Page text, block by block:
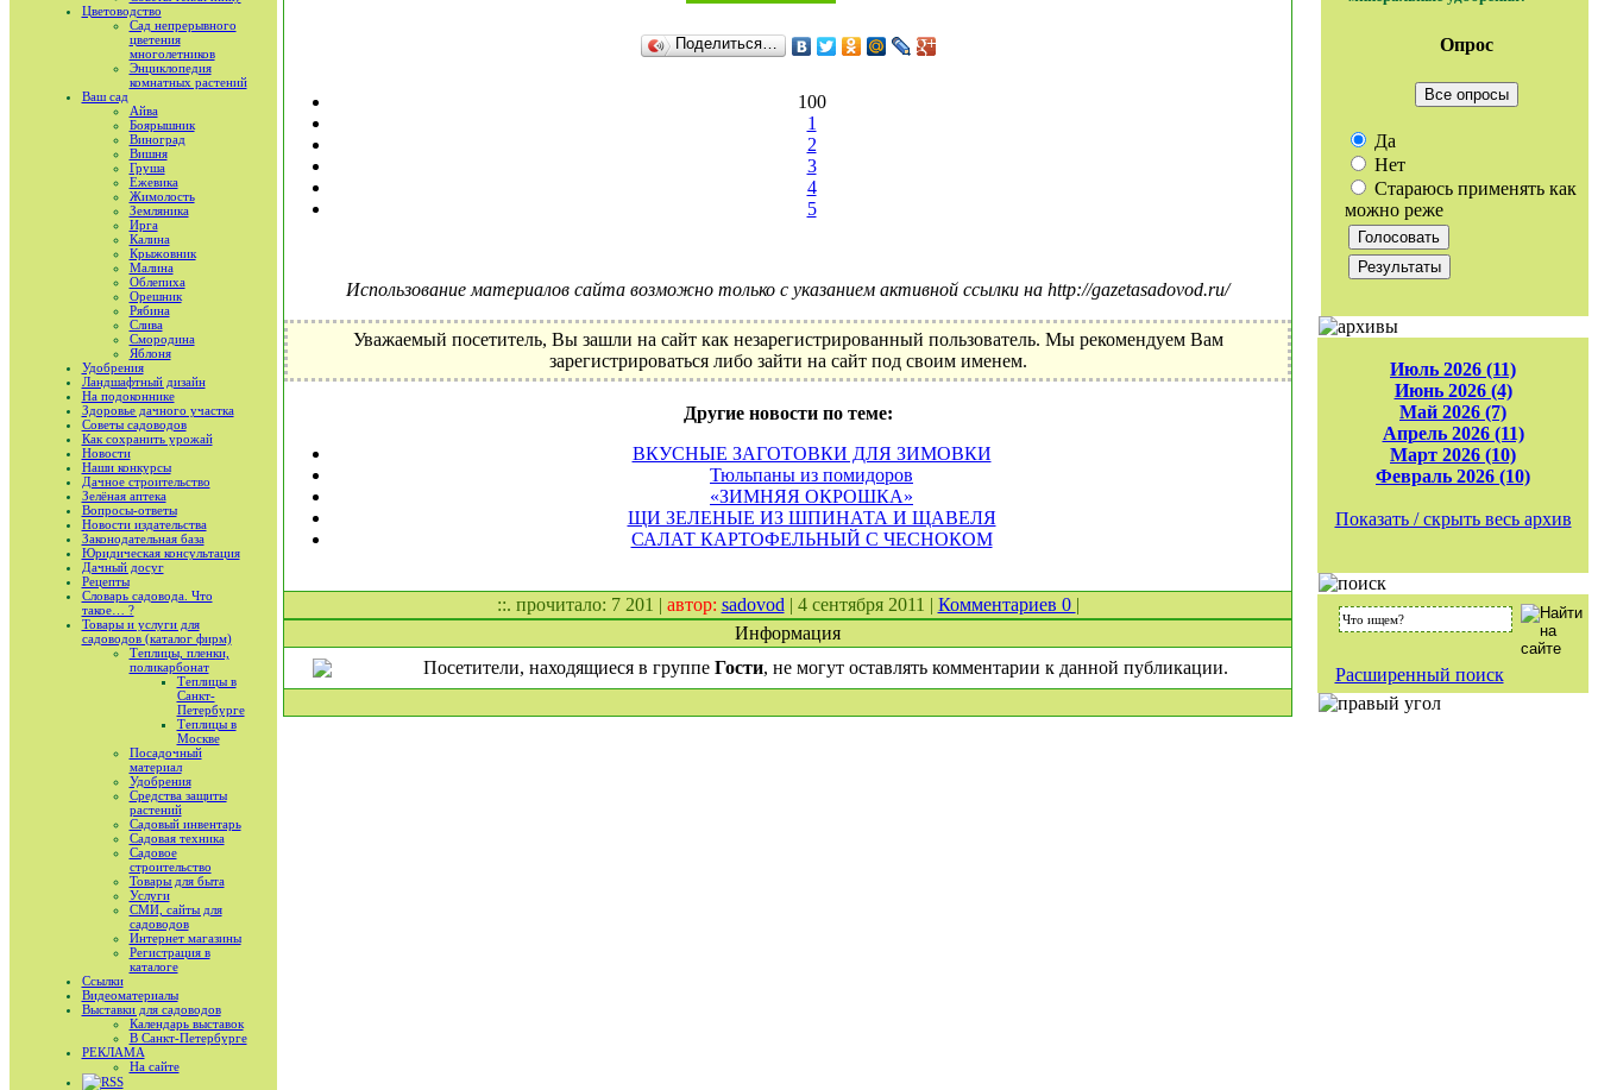
Цветоводство
Сад непрерывного
цветения
многолетников
Энциклопедия
комнатных растений
Ваш сад
Айва
Боярышник
Виноград
Вишня
Груша
Ежевика
Жимолость
Земляника
Ирга
Калина
Крыжовник
Малина
Облепиха
Орешник
Рябина
Слива
Смородина
Яблоня
Удобрения
Ландшафтный дизайн
На подоконнике
Здоровье дачного участка
Советы садоводов
Как сохранить урожай
Новости
Наши конкурсы
Дачное строительство
Зелёная аптека
Вопросы-ответы
Новости издательства
Законодательная база
Юридическая консультация
Дачный досуг
Рецепты
Словарь садовода. Что
такое… ?
Товары и услуги для
садоводов (каталог фирм)
Теплицы, пленки,
поликарбонат
Теплицы в
Санкт-
Петербурге
Теплицы в
Москве
Посадочный
материал
Удобрения
Средства защиты
растений
Садовый инвентарь
Садовая техника
Садовое
строительство
Товары для быта
Услуги
СМИ, сайты для
садоводов
Интернет магазины
Регистрация в
каталоге
Ссылки
Видеоматериалы
Выставки для садоводов
Календарь выставок
В Санкт-Петербурге
РЕКЛАМА
На сайте
RSS
Поделиться…
100
1
2
3
4
5
Использование материалов сайта возможно только с указанием активной ссылки на http://gazetasadovod.ru/
Уважаемый посетитель, Вы зашли на сайт как незарегистрированный пользователь. Мы рекомендуем Вам
зарегистрироваться либо зайти на сайт под своим именем.
Другие новости по теме:
ВКУСНЫЕ ЗАГОТОВКИ ДЛЯ ЗИМОВКИ
Тюльпаны из помидоров
«ЗИМНЯЯ ОКРОШКА»
ЩИ ЗЕЛЕНЫЕ ИЗ ШПИНАТА И ЩАВЕЛЯ
САЛАТ КАРТОФЕЛЬНЫЙ С ЧЕСНОКОМ
::. прочитало: 7 201 | автор: sadovod | 4 сентября 2011 | Комментариев 0 |
Информация
Посетители, находящиеся в группе Гости, не могут оставлять комментарии к данной публикации.
Опрос
Все опросы
Да
Нет
Стараюсь применять как
можно реже
Июль 2026 (11)
Июнь 2026 (4)
Май 2026 (7)
Апрель 2026 (11)
Март 2026 (10)
Февраль 2026 (10)
Показать / скрыть весь архив
Расширенный поиск